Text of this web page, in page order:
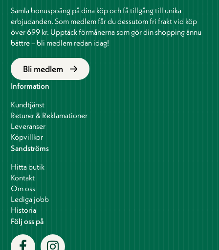
Samla bonuspoäng på dina köp och få tillgång till unika
erbjudanden. Som medlem får du dessutom fri frakt vid köp
över 699 kr. Upptäck förmånerna som gör din shopping ännu
bättre – bli medlem redan idag!
Bli medlem
Information
Kundtjänst
Returer & Reklamationer
Leveranser
Köpvillkor
Sandströms
Hitta butik
Kontakt
Om oss
Lediga jobb
Historia
Följ oss på